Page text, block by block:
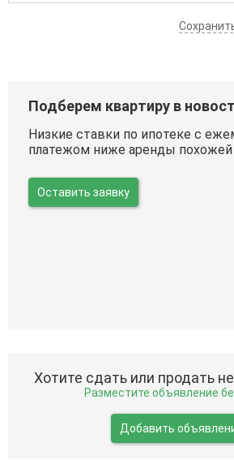
Подберем квартиру в
Низкие ставки по ипотеке с
платежом ниже аренды похожей
Оставить заявку
Хотите сдать или продать
Разместите объявление
Добавить